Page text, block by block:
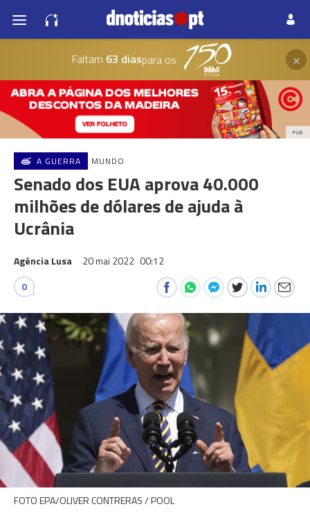
Faltam 63 diaspara os ×
PUB
A GUERRA MUNDO
Senado dos EUA aprova 40.000
milhões de dólares de ajuda à
Ucrânia
Agência Lusa 20 mai 2022 00:12
0
FOTO EPA/OLIVER CONTRERAS / POOL